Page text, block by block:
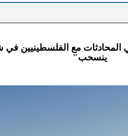
المحادثات مع الفلسطينيين
ينسحب"